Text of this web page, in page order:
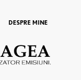
DESPRE MINE